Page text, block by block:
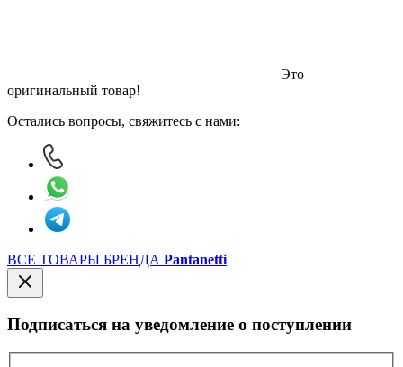
Это
оригинальный товар!
Остались вопросы, свяжитесь с нами:
ВСЕ ТОВАРЫ БРЕНДА Pantanetti
Подписаться на уведомление о поступлении